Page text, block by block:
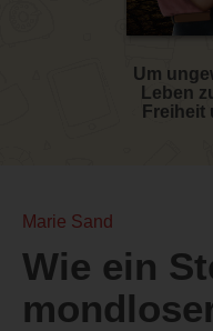
Um
Leben
Freiheit
Marie Sand
Wie ein